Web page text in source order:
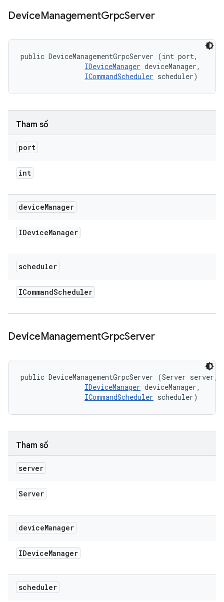
DeviceManagementGrpcServer
public DeviceManagementGrpcServer (int port,
IDeviceManager deviceManager,
ICommandScheduler scheduler)
Tham số
port
int
deviceManager
IDeviceManager
scheduler
ICommandScheduler
DeviceManagementGrpcServer
public DeviceManagementGrpcServer (Server server,
IDeviceManager deviceManager,
ICommandScheduler scheduler)
Tham số
server
Server
deviceManager
IDeviceManager
scheduler